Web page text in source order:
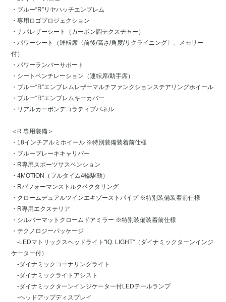
・ブルー“R”リヤハッチエンブレム
・専用ロゴプロジェクション
・ナパレザーシート（カーボン調テクスチャー）
・パワーシート（運転席〈前後/高さ/角度/リクライニング〉、メモリー
付）
・パワーランバーサポート
・シートベンチレーション（運転席/助手席）
・ブルー“R”エンブレムレザーマルチファンクションステアリングホイール
・ブルー“R”エンブレムキーカバー
・リアルカーボンデコラティブパネル
＜R 専用装備＞
・18インチアルミホイール ※特別装備装着前仕様
・ブルーブレーキキャリパー
・R専用スポーツサスペンション
・4MOTION（フルタイム4輪駆動）
・Rパフォーマンストルクベクタリング
・クロームデュアルツインエキゾーストパイプ ※特別装備装着前仕様
・R専用エクステリア
・シルバーマットクロームドアミラー ※特別装備装着前仕様
・テクノロジーパッケージ
-LEDマトリックスヘッドライト"IQ. LIGHT"（ダイナミックターンインジ
ケーター付）
-ダイナミックコーナリングライト
-ダイナミックライトアシスト
-ダイナミックターンインジケーター付LEDテールランプ
-ヘッドアップディスプレイ